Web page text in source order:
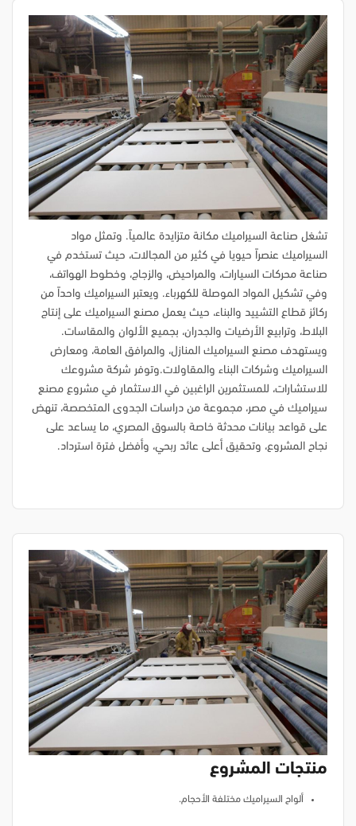
تشغل صناعة السيراميك مكانة متزايدة عالمياً. وتمثل مواد
السيراميك عنصراً حيويا في كثير من المجالات، حيث تستخدم في
صناعة محركات السيارات، والمراحيض، والزجاج، وخطوط الهواتف،
وفي تشكيل المواد الموصلة للكهرباء. ويعتبر السيراميك واحداً من
ركائز قطاع التشييد والبناء، حيث يعمل مصنع السيراميك على إنتاج
البلاط، وترابيع الأرضيات والجدران، بجميع الألوان والمقاسات.
ويستهدف مصنع السيراميك المنازل، والمرافق العامة، ومعارض
السيراميك وشركات البناء والمقاولات.وتوفر شركة مشروعك
للاستشارات، للمستثمرين الراغبين في الاستثمار في مشروع مصنع
سيراميك في مصر، مجموعة من دراسات الجدوى المتخصصة، تنهض
على قواعد بيانات محدثة خاصة بالسوق المصري، ما يساعد على
نجاح المشروع، وتحقيق أعلى عائد ربحي، وأفضل فترة استرداد.
منتجات المشروع
ألواح السيراميك مختلفة الأحجام.